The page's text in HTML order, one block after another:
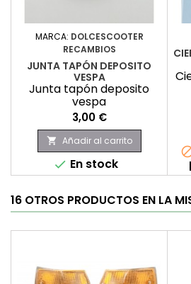
MARCA: DOLCESCOOTER
RECAMBIOS
JUNTA TAPÓN DEPOSITO
VESPA
Junta tapón deposito
vespa
Precio
3,00 €
 Añadir al carrito
 En stock
16 OTROS PRODUCTOS EN LA